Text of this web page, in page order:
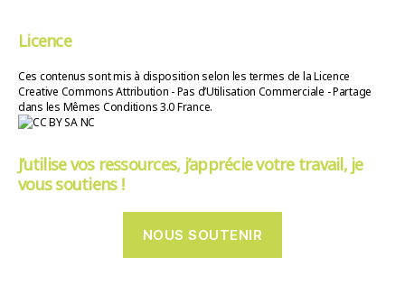
Licence
Ces contenus sont mis à disposition selon les termes de la Licence
Creative Commons Attribution - Pas d’Utilisation Commerciale - Partage
dans les Mêmes Conditions 3.0 France.
J’utilise vos ressources, j’apprécie votre travail, je
vous soutiens !
NOUS SOUTENIR